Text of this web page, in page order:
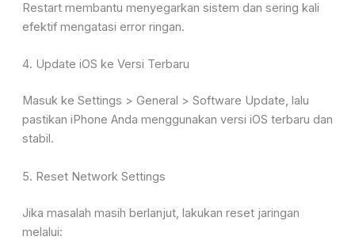
Restart membantu menyegarkan sistem dan sering kali
efektif mengatasi error ringan.
4. Update iOS ke Versi Terbaru
Masuk ke Settings > General > Software Update, lalu
pastikan iPhone Anda menggunakan versi iOS terbaru dan
stabil.
5. Reset Network Settings
Jika masalah masih berlanjut, lakukan reset jaringan
melalui: